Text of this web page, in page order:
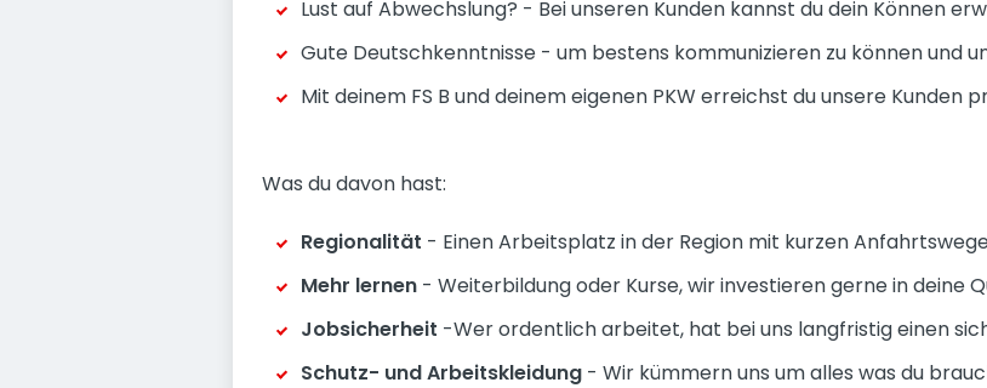
Lust auf Abwechslung? - Bei unseren Kunden kannst du dein Können
Gute Deutschkenntnisse - um bestens kommunizieren zu können und
Mit deinem FS B und deinem eigenen PKW erreichst du unsere Kunden
Was du davon hast:
Regionalität - Einen Arbeitsplatz in der Region mit kurzen
Mehr lernen - Weiterbildung oder Kurse, wir investieren gerne in deine
Jobsicherheit -Wer ordentlich arbeitet, hat bei uns langfristig einen
Schutz- und Arbeitskleidung - Wir kümmern uns um alles was du